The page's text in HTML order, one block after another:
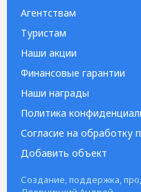
Агентствам
Туристам
Наши акции
Финансовые гарантии
Наши награды
Политика
Согласие на обработку
Добавить объект
Создание, поддержка,